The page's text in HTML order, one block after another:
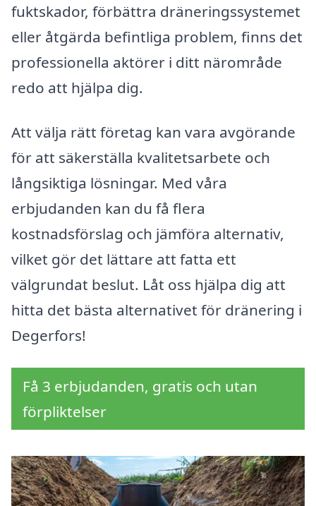
fuktskador, förbättra dräneringssystemet
eller åtgärda befintliga problem, finns det
professionella aktörer i ditt närområde
redo att hjälpa dig.
Att välja rätt företag kan vara avgörande
för att säkerställa kvalitetsarbete och
långsiktiga lösningar. Med våra
erbjudanden kan du få flera
kostnadsförslag och jämföra alternativ,
vilket gör det lättare att fatta ett
välgrundat beslut. Låt oss hjälpa dig att
hitta det bästa alternativet för dränering i
Degerfors!
Få 3 erbjudanden, gratis och utan
förpliktelser